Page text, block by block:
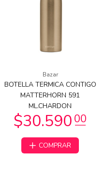
Bazar
BOTELLA TERMICA CONTIGO
MATTERHORN 591
ML.CHARDON
COMPRAR